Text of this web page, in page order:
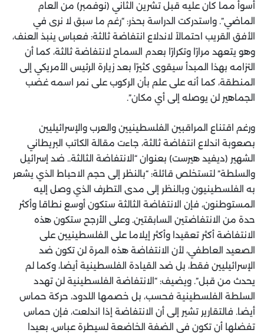
أسوأ مما كان عليه قبل تشرين الثاني (نوفمبر) من العام
الماضي”. واستدركت الدراسة بحذر: “رغم ما سبق لا نرى في
الأفق القريب احتمالاً لاندلاع انتفاضة ثالثة: فعباس ينبذ العنف،
وهو يتعهد مرارًا وتكرارًا بعدم السماح لانتفاضة ثالثة، كما أن
التزامه بهذا المبدأ سيقوى كثيرًا بعد زيارة الرئيس الأمريكي إلى
المنطقة، كما أنه على علم بأن الركوب على نمر اسمه غضب
الجماهير لن يوصله إلى أي مكان”.
ورغم اقتناع المراقبين الفلسطينيين والعرب والإسرائيليين
بصعوبة اندلاع انتفاضة ثالثة، جاءت مقالة الكاتب البريطاني
الشهير (ديفيد هيرست) بعنوان “الانتفاضة الثالثة.. ضد إسرائيل
والسلطة” لتستخلص قائلة: “بالنظر إلى حجم الاحباط الذي يشعر
به الفلسطينيون وبالنظر إلى مدى التطرف الذي وصل إليه
المستوطنون، فإن الانتفاضة الثالثة ستكون أوسع نطاقا وأكثر
حدة من الانتفاضتين السابقتين. وعلى الأرجح ستكون هذه
الانتفاضة أكثر تعقيدا وأكثر إيلاما على الفلسطينيين على
الصعيد العاطفي، لأن الانتفاضة هذه المرة لن تكون ضد
الإسرائيليين فقط، بل ضد القيادة الفلسطينية أيضا، وكما لم
يحدث من قبل”. ويضيف: “الانتفاضة الفلسطينية لن تهدد
السلطة الفلسطينية فحسب، بل خصمها اللدود، حركة حماس
أيضا. فالتقارير تشير إلى أن الانتفاضة إذا اندلعت، فإن حماس
تفضلها أن تكون في الضفة الخاضعة لسيطرة عباس، بعيدا